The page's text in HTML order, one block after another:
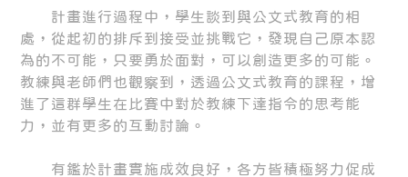
計畫進行過程中，學生談到與公文式教育的相
處，從起初的排斥到接受並挑戰它，發現自己原本認
為的不可能，只要勇於面對，可以創造更多的可能。
教練與老師們也觀察到，透過公文式教育的課程，增
進了這群學生在比賽中對於教練下達指令的思考能
力，並有更多的互動討論。
有鑑於計畫實施成效良好，各方皆積極努力促成